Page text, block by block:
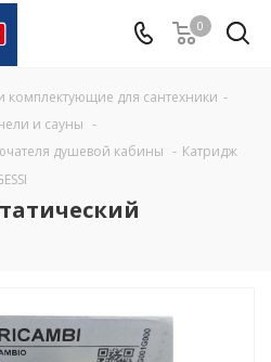
0
комплектующие для сантехники -
и сауны -
душевой кабины - Катридж